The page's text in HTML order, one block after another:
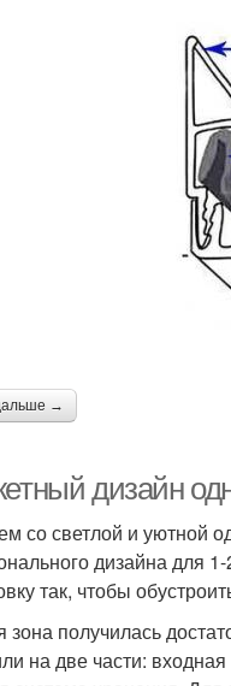
→
дизайн
со светлой и уютной
дизайна для
так, чтобы
зона получилась
на две части: